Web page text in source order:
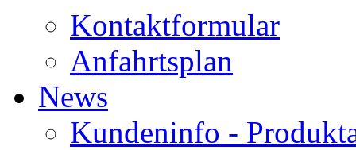
Kontaktformular
Anfahrtsplan
News
Kundeninfo -